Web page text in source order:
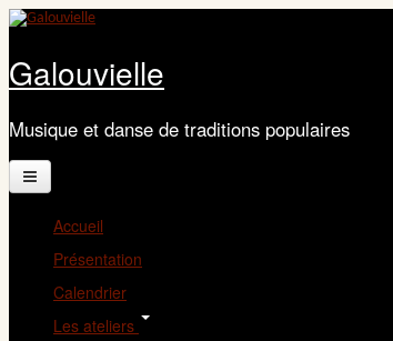
Aller au contenu principal
Galouvielle
Musique et danse de traditions populaires
Accueil
Présentation
Calendrier
Les ateliers